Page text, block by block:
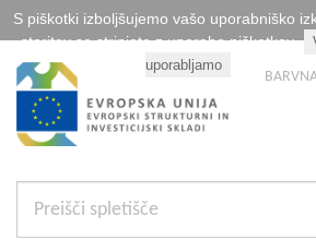
S piškotki izboljšujemo vašo uporabniško
storitev se strinjate z uporabo piškotkov.
uporabljamo